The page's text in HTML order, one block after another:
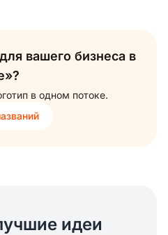
вашего бизнеса в
в одном потоке.
идеи